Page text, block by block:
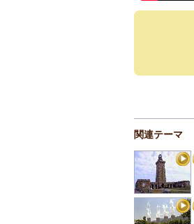
関連テーマ